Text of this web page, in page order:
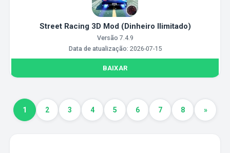
Street Racing 3D Mod (Dinheiro Ilimitado)
Versão 7.4.9
Data de atualização: 2026-07-15
BAIXAR
1 2 3 4 5 6 7 8 »